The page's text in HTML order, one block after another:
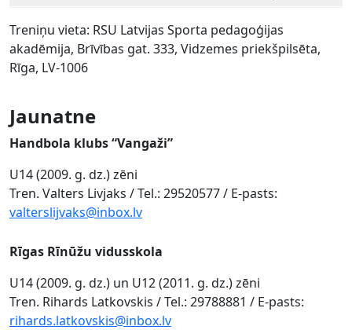
Treniņu vieta: RSU Latvijas Sporta pedagoģijas
akadēmija, Brīvības gat. 333, Vidzemes priekšpilsēta,
Rīga, LV-1006
Jaunatne
Handbola klubs “Vangaži”
U14 (2009. g. dz.) zēni
Tren. Valters Livjaks / Tel.: 29520577 / E-pasts:
valterslijvaks@inbox.lv
Rīgas Rīnūžu vidusskola
U14 (2009. g. dz.) un U12 (2011. g. dz.) zēni
Tren. Rihards Latkovskis / Tel.: 29788881 / E-pasts:
rihards.latkovskis@inbox.lv